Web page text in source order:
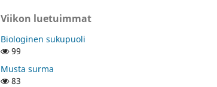
Viikon luetuimmat
Biologinen sukupuoli
99
Musta surma
83